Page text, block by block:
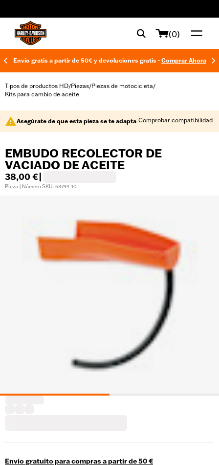
(0)
Envío gratis a partir de 50€ y devoluciones gratis - Comprar Ahora
Tipos de productos HD/Piezas/Piezas de motocicleta/
Kits para cambio de aceite
Asegúrate de que esta pieza se te adapta Comprobar compatibilidad
EMBUDO RECOLECTOR DE
VACIADO DE ACEITE
38,00 €
Pieza | Número SKU: 63794-10
Envío gratuito para compras a partir de 50 €